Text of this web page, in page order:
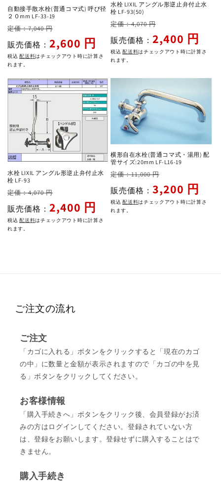
自動接手散水栓(普通コマ式) 呼び径
２０mm LF-33-19
通
常
価
格
定価：7,040 円
ー
ル
販売価格： 2,600 円
税込配送料はチェックアウト時に計算さ
れます。
水栓 LIXIL アングル形逆止弁付止水
栓 LF-93(50)
通
常
価
格
定価：4,070 円
ー
ル
販売価格： 2,400 円
税込配送料はチェックアウト時に計算さ
れます。
水栓 LIXIL アングル形逆止弁付止水
栓 LF-93
通
常
価
格
定価：4,070 円
ー
ル
販売価格： 2,400 円
税込配送料はチェックアウト時に計算さ
れます。
横形自在水栓(普通コマ式・湯用) 配
管サイズ:20mm LF-L16-19
通
常
価
格
定価：11,000 円
ー
ル
販売価格： 3,200 円
税込配送料はチェックアウト時に計算さ
れます。
ご注文の流れ
ご注文
「カゴに入れる」ボタンをクリックすると「現在のカゴ
の中」に数量と金額が表示されますので「カゴの中を見
る」ボタンをクリックしてください。
お客様情報
「購入手続きへ」ボタンをクリック後、会員登録がお済
みの方はログインしてください。登録されていない方
は、登録をお願いします。登録せずに購入することはで
きません。
購入手続き